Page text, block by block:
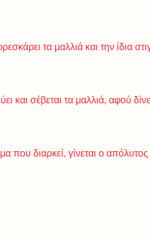
τα μαλλιά και την ίδια
και σέβεται τα μαλλιά, αφού
που διαρκεί, γίνεται ο